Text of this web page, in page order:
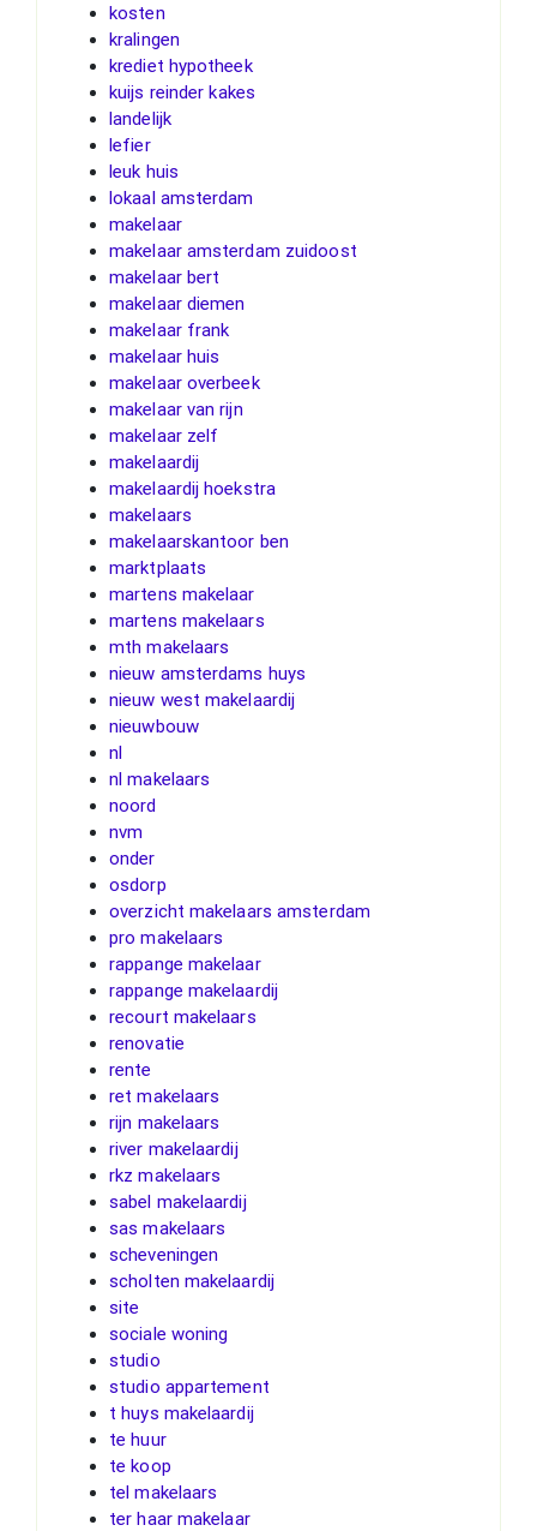
kosten
kralingen
krediet hypotheek
kuijs reinder kakes
landelijk
lefier
leuk huis
lokaal amsterdam
makelaar
makelaar amsterdam zuidoost
makelaar bert
makelaar diemen
makelaar frank
makelaar huis
makelaar overbeek
makelaar van rijn
makelaar zelf
makelaardij
makelaardij hoekstra
makelaars
makelaarskantoor ben
marktplaats
martens makelaar
martens makelaars
mth makelaars
nieuw amsterdams huys
nieuw west makelaardij
nieuwbouw
nl
nl makelaars
noord
nvm
onder
osdorp
overzicht makelaars amsterdam
pro makelaars
rappange makelaar
rappange makelaardij
recourt makelaars
renovatie
rente
ret makelaars
rijn makelaars
river makelaardij
rkz makelaars
sabel makelaardij
sas makelaars
scheveningen
scholten makelaardij
site
sociale woning
studio
studio appartement
t huys makelaardij
te huur
te koop
tel makelaars
ter haar makelaar